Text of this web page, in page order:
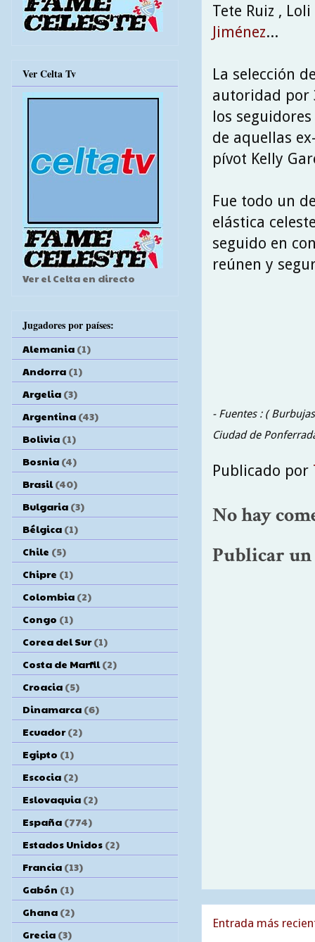
Tete Ruiz ,
Jiménez...
La selección
autoridad por
los
de aquellas
pívot Kelly
Fue todo un
elástica
seguido en
reúnen y
- Fuentes : (
Ciudad de
Publicado por
No hay
Publicar
Entrada más
Ver Celta Tv
Ver el Celta en directo
Jugadores por países:
Alemania (1)
Andorra (1)
Argelia (3)
Argentina (43)
Bolivia (1)
Bosnia (4)
Brasil (40)
Bulgaria (3)
Bélgica (1)
Chile (5)
Chipre (1)
Colombia (2)
Congo (1)
Corea del Sur (1)
Costa de Marfil (2)
Croacia (5)
Dinamarca (6)
Ecuador (2)
Egipto (1)
Escocia (2)
Eslovaquia (2)
España (774)
Estados Unidos (2)
Francia (13)
Gabón (1)
Ghana (2)
Grecia (3)